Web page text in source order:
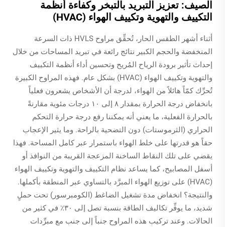
الصيف: تعزيز التبريد بالتبخر وكفاءة أنظمة
التكييف والتهوية وتكييف الهواء (HVAC)
أثناء أشهر الطقس الحار، تُحقِّق مراوح HVLS ذات السرعة
المنخفضة والحجم الكبير نتائج رائعة في تبريد المساحات من خلال
إحداث تأثير برودة الرياح المُريح وتحسين أداء أنظمة التكييف
والتهوية وتكييف الهواء (HVAC) بشكل عام. فهذه المراوح الكبيرة
تُحرِّك كمّاً هائلاً من الهواء، لدرجة أن الأشخاص يشعرون فعلياً
بانخفاض درجة الحرارة بمقدار ٨ إلى ١٠ درجات مئوية مقارنةً
بالحرارة الفعلية، ما يعني أنه يمكننا رفع درجة حرارة التحكم
الحراري (الثرموستات) دون التضحية بالراحة. وما يثير الإعجاب
حقاً هو قدرتها على خلط الهواء باستمرار عبر كامل المساحة. فهذا
يقضي على تلك النقاط الساخنة المزعجة القريبة من النوافذ أو
أسفل المصابيح، كما يساعد نظام التكييف والتهوية وتكييف الهواء
(HVAC) على توزيع الهواء المبرَّد بالتساوي عبر المنطقة بأكملها.
والنتيجة؟ انخفاض مدة تشغيل الضاغط (الكومبرسور) تحت حملٍ
شديد، ما يوفِّر تكاليف الطاقة بنسبة تصل إلى ٣٠٪ في كثير من
الحالات. وعند تركيب هذه المراوح جنباً إلى جنب مع مبرِّدات